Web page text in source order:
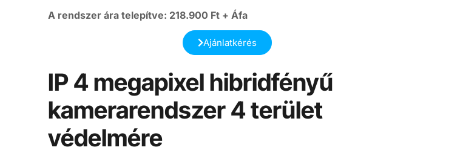
A rendszer ára telepítve: 218.900 Ft + Áfa
Ajánlatkérés
IP 4 megapixel hibridfényű
kamerarendszer 4 terület
védelmére